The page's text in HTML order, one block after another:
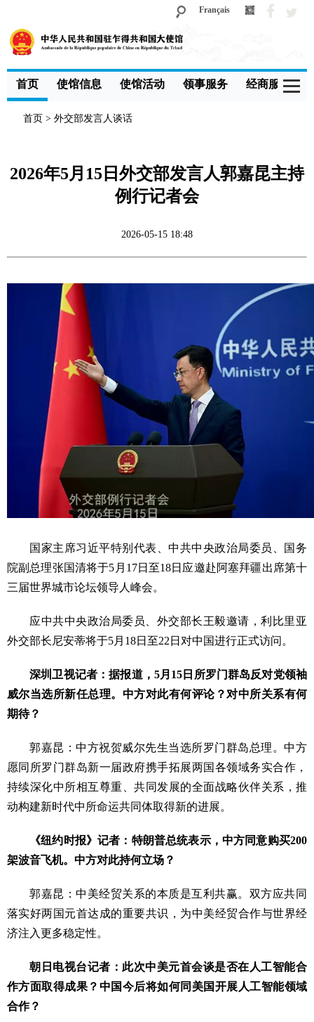
Français
首页 使馆信息 使馆活动 领事服务 经商服务
首页 > 外交部发言人谈话
2026年5月15日外交部发言人郭嘉昆主持
例行记者会
2026-05-15 18:48
国家主席习近平特别代表、中共中央政治局委员、国务
院副总理张国清将于5月17日至18日应邀赴阿塞拜疆出席第十
三届世界城市论坛领导人峰会。
应中共中央政治局委员、外交部长王毅邀请，利比里亚
外交部长尼安蒂将于5月18日至22日对中国进行正式访问。
深圳卫视记者：据报道，5月15日所罗门群岛反对党领袖
威尔当选所新任总理。中方对此有何评论？对中所关系有何
期待？
郭嘉昆：中方祝贺威尔先生当选所罗门群岛总理。中方
愿同所罗门群岛新一届政府携手拓展两国各领域务实合作，
持续深化中所相互尊重、共同发展的全面战略伙伴关系，推
动构建新时代中所命运共同体取得新的进展。
《纽约时报》记者：特朗普总统表示，中方同意购买200
架波音飞机。中方对此持何立场？
郭嘉昆：中美经贸关系的本质是互利共赢。双方应共同
落实好两国元首达成的重要共识，为中美经贸合作与世界经
济注入更多稳定性。
朝日电视台记者：此次中美元首会谈是否在人工智能合
作方面取得成果？中国今后将如何同美国开展人工智能领域
合作？